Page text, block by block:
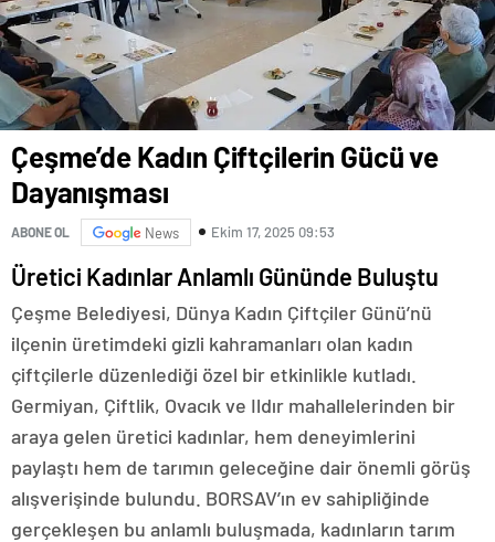
Çeşme’de Kadın Çiftçilerin Gücü ve
Dayanışması
ABONE OL News Ekim 17, 2025 09:53
Üretici Kadınlar Anlamlı Gününde Buluştu
Çeşme Belediyesi, Dünya Kadın Çiftçiler Günü’nü
ilçenin üretimdeki gizli kahramanları olan kadın
çiftçilerle düzenlediği özel bir etkinlikle kutladı.
Germiyan, Çiftlik, Ovacık ve Ildır mahallelerinden bir
araya gelen üretici kadınlar, hem deneyimlerini
paylaştı hem de tarımın geleceğine dair önemli görüş
alışverişinde bulundu. BORSAV’ın ev sahipliğinde
gerçekleşen bu anlamlı buluşmada, kadınların tarım